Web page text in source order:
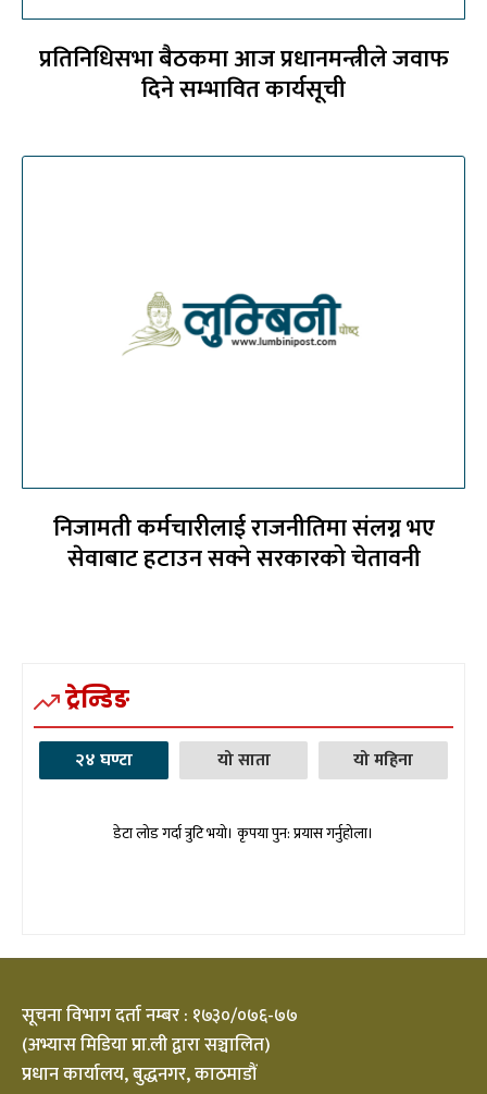
प्रतिनिधिसभा बैठकमा आज प्रधानमन्त्रीले जवाफ
दिने सम्भावित कार्यसूची
निजामती कर्मचारीलाई राजनीतिमा संलग्न भए
सेवाबाट हटाउन सक्ने सरकारको चेतावनी
ट्रेन्डिङ
२४ घण्टा यो साता यो महिना
डेटा लोड गर्दा त्रुटि भयो। कृपया पुन: प्रयास गर्नुहोला।
सूचना विभाग दर्ता नम्बर : १७३०/०७६-७७
(अभ्यास मिडिया प्रा.ली द्वारा सञ्चालित)
प्रधान कार्यालय, बुद्धनगर, काठमाडौं